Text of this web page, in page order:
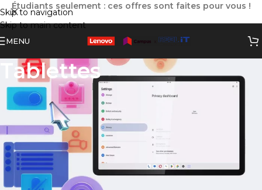
Skip to navigation
Skip to main content
Étudiants seulement : ces offres sont faites pour vous !
MENU
Tablettes
Les tablettes Lenovo allient mobilité, performance et
polyvalence, idéales pour naviguer, étudier, créer ou se
divertir en toute simplicité.
Leur format compact et leur autonomie prolongée en font un
outil pratique pour une utilisation quotidienne, à la maison
comme en déplacement.
»Produits Lenovo»Tablettes 3 résultats affichés